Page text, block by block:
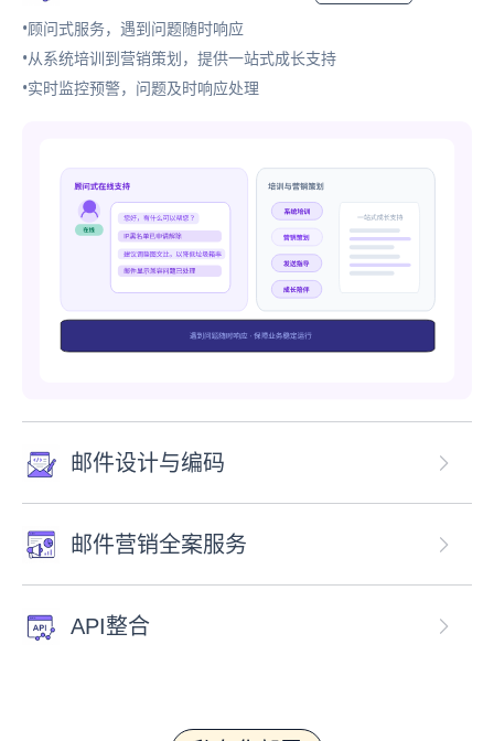
•顾问式服务，遇到问题随时响应
•从系统培训到营销策划，提供一站式成长支持
•实时监控预警，问题及时响应处理
邮件设计与编码
邮件营销全案服务
API整合